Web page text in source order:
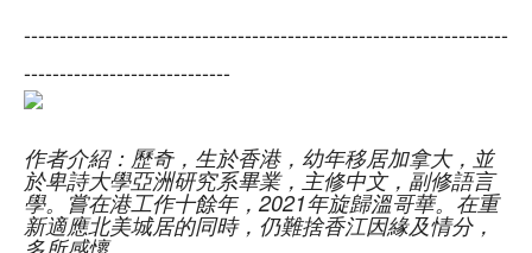
--------------------------------------------------------------------
-----------------------------
作者介紹：歷奇，生於香港，幼年移居加拿大，並
於卑詩大學亞洲研究系畢業， 主修中文，副修語言
學。嘗在港工作十餘年，2021年旋歸溫哥華。在重
新適應北美城居的同時， 仍難捨香江因緣及情分，